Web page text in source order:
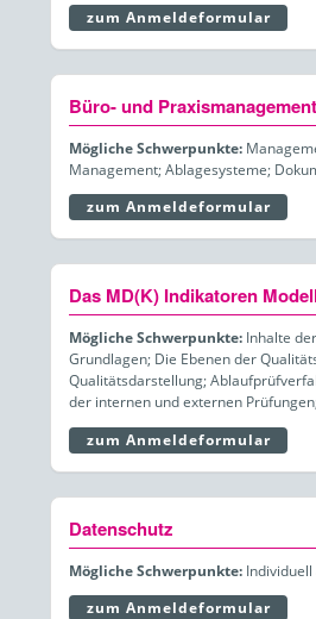
zum Anmeldeformular
Büro- und Praxismanagement
Mögliche Schwerpunkte:
Management; Ablagesysteme;
zum Anmeldeformular
Das MD(K) Indikatoren
Mögliche Schwerpunkte: Inhalte
Grundlagen; Die Ebenen der
Qualitätsdarstellung;
der internen und externen
zum Anmeldeformular
Datenschutz
Mögliche Schwerpunkte:
zum Anmeldeformular